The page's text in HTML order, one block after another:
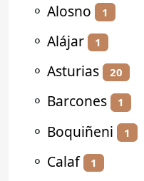
⚬ Alosno 1
⚬ Alájar 1
⚬ Asturias 20
⚬ Barcones 1
⚬ Boquiñeni 1
⚬ Calaf 1